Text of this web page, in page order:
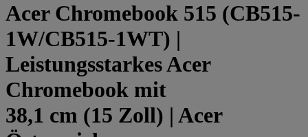
Acer Chromebook 515 (CB515-
1W/CB515-1WT) |
Leistungsstarkes Acer
Chromebook mit
38,1 cm (15 Zoll) | Acer